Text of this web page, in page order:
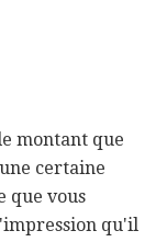
montant que
certaine
que vous
qu'il